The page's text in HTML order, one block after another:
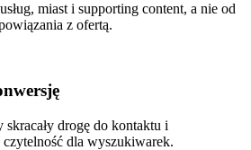
miast i supporting content, a nie od
z ofertą.
skracały drogę do kontaktu i
czytelność dla wyszukiwarek.